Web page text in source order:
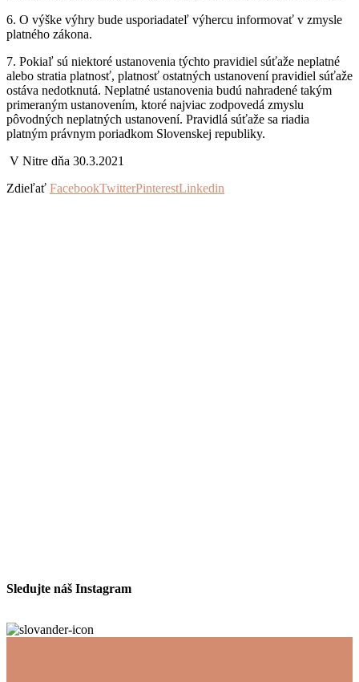
6. O výške výhry bude usporiadateľ výhercu informovať v zmysle
platného zákona.
7. Pokiaľ sú niektoré ustanovenia týchto pravidiel súťaže neplatné
alebo stratia platnosť, platnosť ostatných ustanovení pravidiel súťaže
ostáva nedotknutá. Neplatné ustanovenia budú nahradené takým
primeraným ustanovením, ktoré najviac zodpovedá zmyslu
pôvodných neplatných ustanovení. Pravidlá súťaže sa riadia
platným právnym poriadkom Slovenskej republiky.
V Nitre dňa 30.3.2021
Zdieľať FacebookTwitterPinterestLinkedin
Sledujte náš Instagram